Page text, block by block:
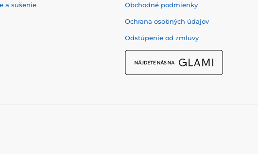
a sušenie Obchodné podmienky
Ochrana osobných údajov
Odstúpenie od zmluvy